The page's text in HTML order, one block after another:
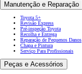
Manutenção e Reparação
Toyota 5+
Revisão Express
Pré-inspeção Toyota
Recolha e Entrega
Reparação de Pequenos Danos
Chapa e Pintura
Serviço Para Profissionais
Peças e Acessórios